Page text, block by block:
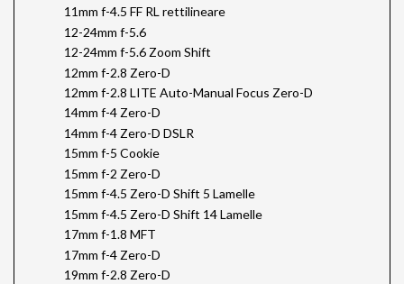
11mm f-4.5 FF RL rettilineare
12-24mm f-5.6
12-24mm f-5.6 Zoom Shift
12mm f-2.8 Zero-D
12mm f-2.8 LITE Auto-Manual Focus Zero-D
14mm f-4 Zero-D
14mm f-4 Zero-D DSLR
15mm f-5 Cookie
15mm f-2 Zero-D
15mm f-4.5 Zero-D Shift 5 Lamelle
15mm f-4.5 Zero-D Shift 14 Lamelle
17mm f-1.8 MFT
17mm f-4 Zero-D
19mm f-2.8 Zero-D